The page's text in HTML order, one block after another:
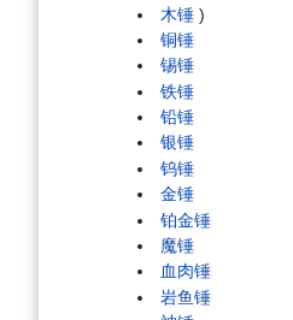
木锤 )
铜锤
锡锤
铁锤
铅锤
银锤
钨锤
金锤
铂金锤
魔锤
血肉锤
岩鱼锤